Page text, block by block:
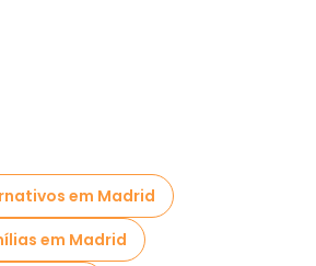
em Madrid
em Madrid